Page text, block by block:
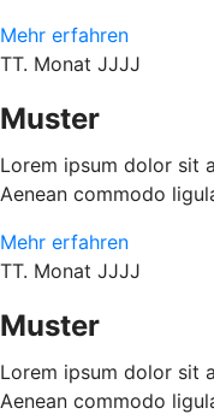
Mehr erfahren
TT. Monat JJJJ
Muster
Lorem ipsum dolor sit
Aenean commodo
Mehr erfahren
TT. Monat JJJJ
Muster
Lorem ipsum dolor sit
Aenean commodo